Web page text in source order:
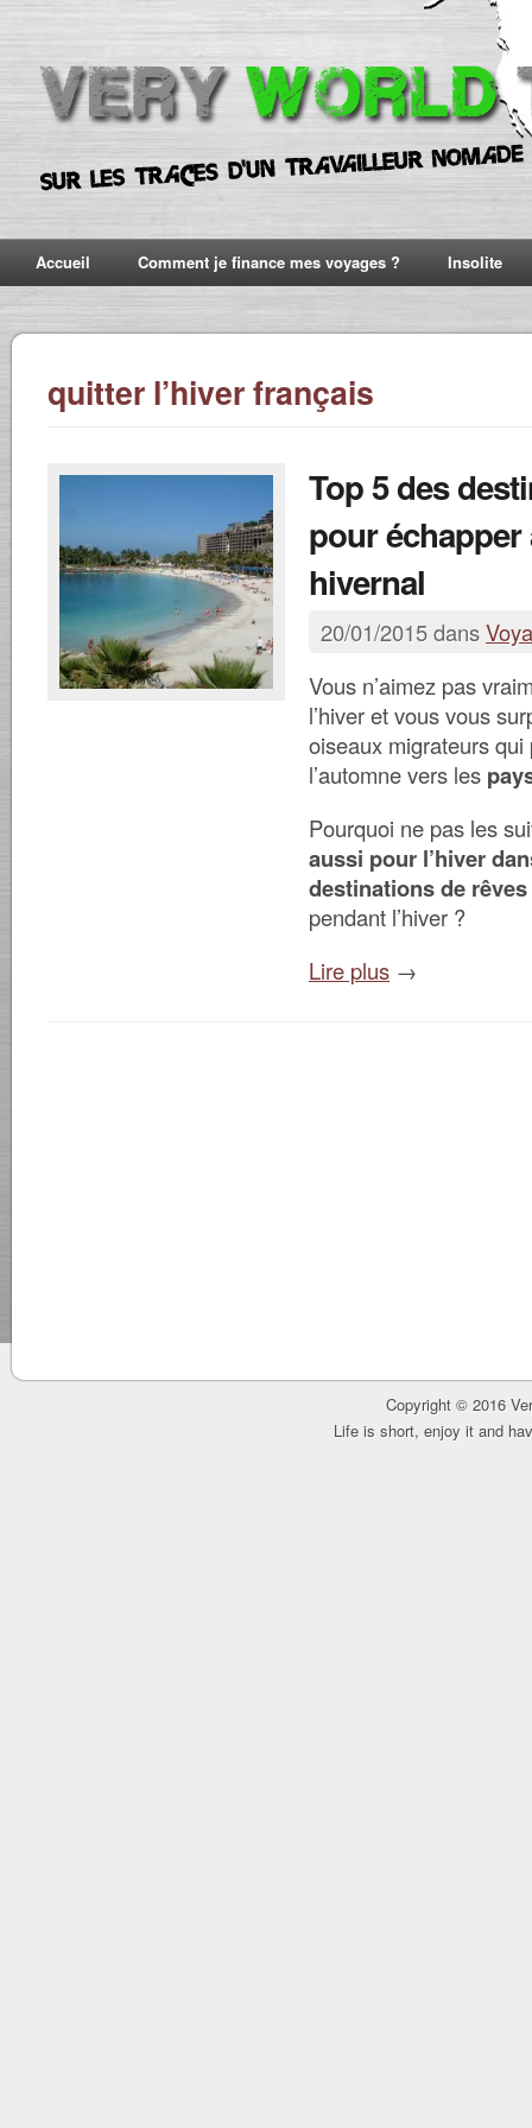
Accueil Comment je finance mes voyages ? Insolite
quitter l’hiver français
Top 5 des
pour
hivernal
20/01/2015 dans
Vous n’aimez pas
l’hiver et vous vous
oiseaux migrateurs
l’automne vers les
Pourquoi ne pas les
aussi pour l’hiver
destinations de rêves
pendant l’hiver ?
Lire plus →
Copyright © 2016
Life is short, enjoy it and